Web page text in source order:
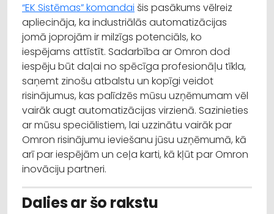
“EK Sistēmas” komandai šis pasākums vēlreiz
apliecināja, ka industriālās automatizācijas
jomā joprojām ir milzīgs potenciāls, ko
iespējams attīstīt. Sadarbība ar Omron dod
iespēju būt daļai no spēcīga profesionāļu tīkla,
saņemt zinošu atbalstu un kopīgi veidot
risinājumus, kas palīdzēs mūsu uzņēmumam vēl
vairāk augt automatizācijas virzienā. Sazinieties
ar mūsu speciālistiem, lai uzzinātu vairāk par
Omron risinājumu ieviešanu jūsu uzņēmumā, kā
arī par iespējām un ceļa karti, kā kļūt par Omron
inovāciju partneri.
Dalies ar šo rakstu